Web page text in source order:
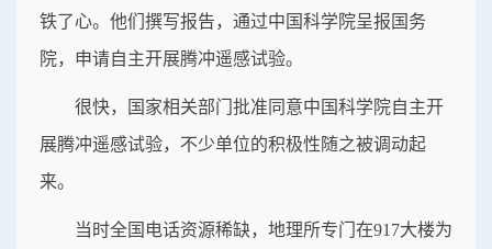
铁了心。他们撰写报告，通过中国科学院呈报国务
院，申请自主开展腾冲遥感试验。
很快，国家相关部门批准同意中国科学院自主开
展腾冲遥感试验，不少单位的积极性随之被调动起
来。
当时全国电话资源稀缺，地理所专门在917大楼为